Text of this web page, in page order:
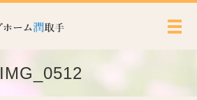
メ
IMG_0512